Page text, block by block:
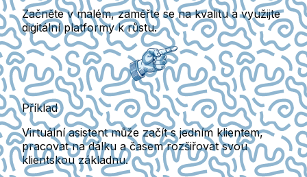
Začněte v malém, zaměřte se na kvalitu a využijte
digitální platformy k růstu.
Příklad
Virtuální asistent může začít s jedním klientem,
pracovat na dálku a časem rozšiřovat svou
klientskou základnu.